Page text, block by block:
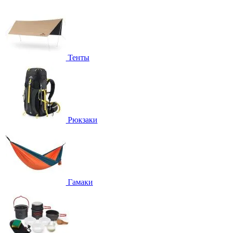
Тенты
Рюкзаки
Гамаки